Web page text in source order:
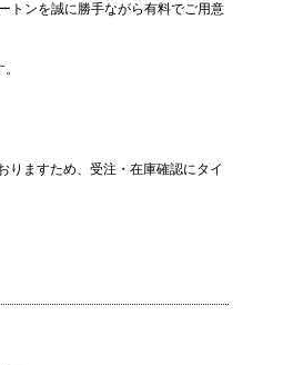
トンを誠に勝手ながら有料でご用意
りますため、受注・在庫確認にタイ